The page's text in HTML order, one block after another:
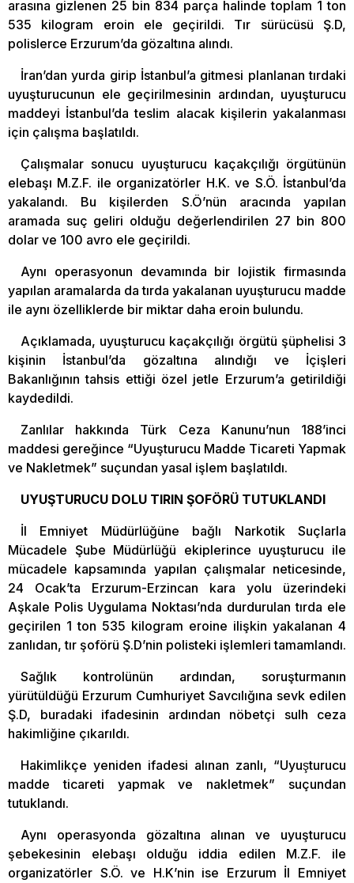
arasına gizlenen 25 bin 834 parça halinde toplam 1 ton
535 kilogram eroin ele geçirildi. Tır sürücüsü Ş.D,
polislerce Erzurum’da gözaltına alındı.
İran’dan yurda girip İstanbul’a gitmesi planlanan tırdaki
uyuşturucunun ele geçirilmesinin ardından, uyuşturucu
maddeyi İstanbul’da teslim alacak kişilerin yakalanması
için çalışma başlatıldı.
Çalışmalar sonucu uyuşturucu kaçakçılığı örgütünün
elebaşı M.Z.F. ile organizatörler H.K. ve S.Ö. İstanbul’da
yakalandı. Bu kişilerden S.Ö’nün aracında yapılan
aramada suç geliri olduğu değerlendirilen 27 bin 800
dolar ve 100 avro ele geçirildi.
Aynı operasyonun devamında bir lojistik firmasında
yapılan aramalarda da tırda yakalanan uyuşturucu madde
ile aynı özelliklerde bir miktar daha eroin bulundu.
Açıklamada, uyuşturucu kaçakçılığı örgütü şüphelisi 3
kişinin İstanbul’da gözaltına alındığı ve İçişleri
Bakanlığının tahsis ettiği özel jetle Erzurum’a getirildiği
kaydedildi.
Zanlılar hakkında Türk Ceza Kanunu’nun 188’inci
maddesi gereğince “Uyuşturucu Madde Ticareti Yapmak
ve Nakletmek” suçundan yasal işlem başlatıldı.
UYUŞTURUCU DOLU TIRIN ŞOFÖRÜ TUTUKLANDI
İl Emniyet Müdürlüğüne bağlı Narkotik Suçlarla
Mücadele Şube Müdürlüğü ekiplerince uyuşturucu ile
mücadele kapsamında yapılan çalışmalar neticesinde,
24 Ocak’ta Erzurum-Erzincan kara yolu üzerindeki
Aşkale Polis Uygulama Noktası’nda durdurulan tırda ele
geçirilen 1 ton 535 kilogram eroine ilişkin yakalanan 4
zanlıdan, tır şoförü Ş.D’nin polisteki işlemleri tamamlandı.
Sağlık kontrolünün ardından, soruşturmanın
yürütüldüğü Erzurum Cumhuriyet Savcılığına sevk edilen
Ş.D, buradaki ifadesinin ardından nöbetçi sulh ceza
hakimliğine çıkarıldı.
Hakimlikçe yeniden ifadesi alınan zanlı, “Uyuşturucu
madde ticareti yapmak ve nakletmek” suçundan
tutuklandı.
Aynı operasyonda gözaltına alınan ve uyuşturucu
şebekesinin elebaşı olduğu iddia edilen M.Z.F. ile
organizatörler S.Ö. ve H.K’nin ise Erzurum İl Emniyet